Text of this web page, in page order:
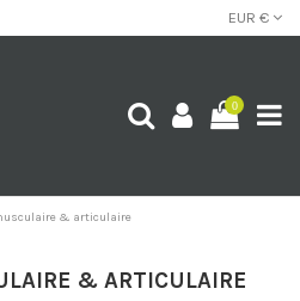
EUR €
0
& articulaire
& ARTICULAIRE